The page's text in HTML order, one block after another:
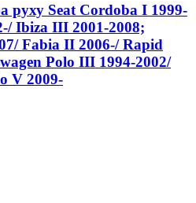
руху Seat Cordoba I 1999-
Ibiza III 2001-2008;
Fabia II 2006-/ Rapid
Polo III 1994-2002/
V 2009-